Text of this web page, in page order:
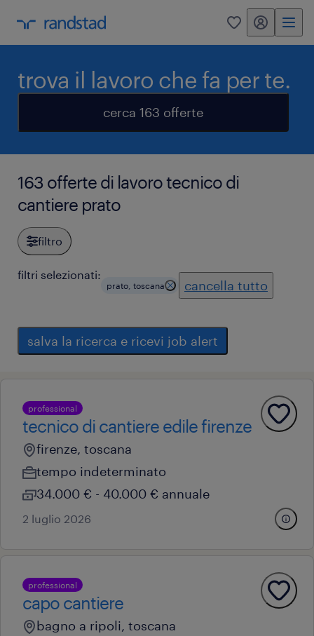
0 my randstad
trova il lavoro che fa per te.
cerca 163 offerte
163 offerte di lavoro tecnico di
cantiere prato
filtro
filtri selezionati:
prato, toscana cancella tutto
salva la ricerca e ricevi job alert
professional
tecnico di cantiere edile firenze
firenze, toscana
tempo indeterminato
34.000 € - 40.000 € annuale
2 luglio 2026
professional
capo cantiere
bagno a ripoli, toscana